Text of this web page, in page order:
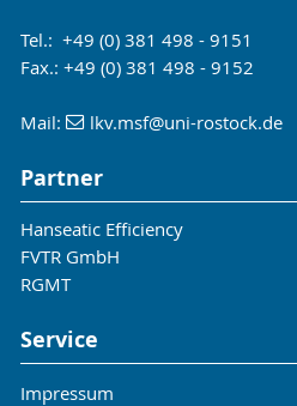
Tel.: +49 (0) 381 498 - 9151
Fax.: +49 (0) 381 498 - 9152
Mail: lkv.msf@uni-rostock.de
Partner
Hanseatic Efficiency
FVTR GmbH
RGMT
Service
Impressum